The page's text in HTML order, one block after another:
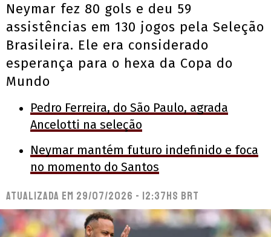
Neymar fez 80 gols e deu 59
assistências em 130 jogos pela Seleção
Brasileira. Ele era considerado
esperança para o hexa da Copa do
Mundo
Pedro Ferreira, do São Paulo, agrada
Ancelotti na seleção
Neymar mantém futuro indefinido e foca
no momento do Santos
Atualizada em 29/07/2026 - 12:37hs BRT